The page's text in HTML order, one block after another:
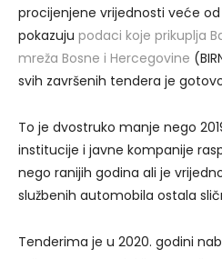
procijenjene vrijednosti veće
pokazuju podaci koje prikuplja
mreža Bosne i Hercegovine
svih završenih tendera je
To je dvostruko manje nego
institucije i javne kompanije
nego ranijih godina ali je
službenih automobila ostala
Tenderima je u 2020. godini